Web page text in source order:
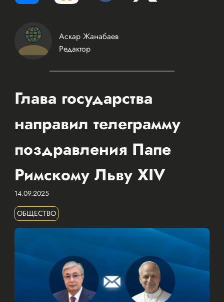
Аскар Жанабаев
Редактор
Глава государства
направил телеграмму
поздравления Папе
Римскому Льву XIV
14.09.2025
ОБЩЕСТВО